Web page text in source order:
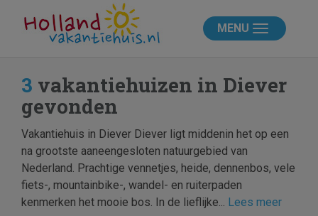
MENU
3 vakantiehuizen in Diever
gevonden
Vakantiehuis in Diever Diever ligt middenin het op een
na grootste aaneengesloten natuurgebied van
Nederland. Prachtige vennetjes, heide, dennenbos, vele
fiets-, mountainbike-, wandel- en ruiterpaden
kenmerken het mooie bos. In de lieflijke... Lees meer